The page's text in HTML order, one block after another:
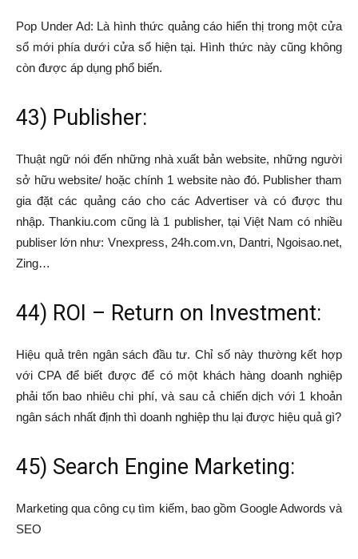
Pop Under Ad: Là hình thức quảng cáo hiển thị trong một cửa
sổ mới phía dưới cửa sổ hiện tại. Hình thức này cũng không
còn được áp dụng phổ biến.
43) Publisher:
Thuật ngữ nói đến những nhà xuất bản website, những người
sở hữu website/ hoặc chính 1 website nào đó. Publisher tham
gia đặt các quảng cáo cho các Advertiser và có được thu
nhập. Thankiu.com cũng là 1 publisher, tại Việt Nam có nhiều
publiser lớn như: Vnexpress, 24h.com.vn, Dantri, Ngoisao.net,
Zing…
44) ROI – Return on Investment:
Hiệu quả trên ngân sách đầu tư. Chỉ số này thường kết hợp
với CPA để biết được để có một khách hàng doanh nghiệp
phải tốn bao nhiêu chi phí, và sau cả chiến dịch với 1 khoản
ngân sách nhất định thì doanh nghiệp thu lại được hiệu quả gì?
45) Search Engine Marketing:
Marketing qua công cụ tìm kiếm, bao gồm Google Adwords và
SEO